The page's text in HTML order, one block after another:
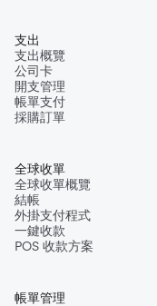
支出
支出概覽
公司卡
開支管理
帳單支付
採購訂單
全球收單
全球收單概覽
結帳
外掛支付程式
一鍵收款
POS 收款方案
帳單管理